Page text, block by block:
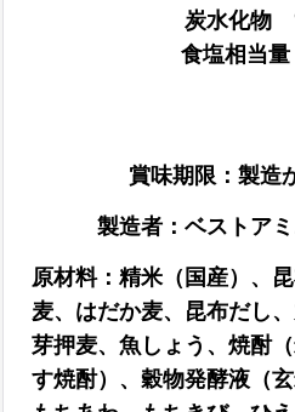
炭水化物
食塩相当
賞味期限：製造
製造者：ベストア
原材料： 精米（国産）、
麦、はだか麦、昆布だし
芽押麦、魚しょう、焼酎
す焼酎）、穀物発酵液（